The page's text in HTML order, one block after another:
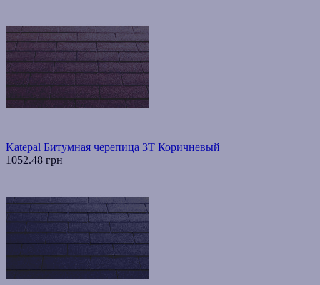
Katepal Битумная черепица 3T Коричневый
1052.48 грн